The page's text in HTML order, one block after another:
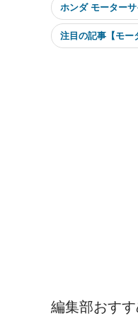
ホンダ モーター
注目の記事【モー
編集部おす